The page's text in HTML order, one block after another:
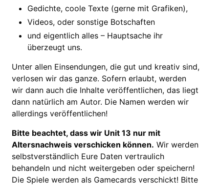
Gedichte, coole Texte (gerne mit Grafiken),
Videos, oder sonstige Botschaften
und eigentlich alles – Hauptsache ihr
überzeugt uns.
Unter allen Einsendungen, die gut und kreativ sind,
verlosen wir das ganze. Sofern erlaubt, werden
wir dann auch die Inhalte veröffentlichen, das liegt
dann natürlich am Autor. Die Namen werden wir
allerdings veröffentlichen!
Bitte beachtet, dass wir Unit 13 nur mit
Altersnachweis verschicken können. Wir werden
selbstverständlich Eure Daten vertraulich
behandeln und nicht weitergeben oder speichern!
Die Spiele werden als Gamecards verschickt! Bitte